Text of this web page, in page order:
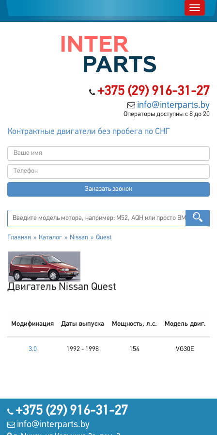
+375 (29) 916-31-27
info@interparts.by
Операторы доступны с 8 до 20
Контрактные двигатели без пробега по СНГ
Заказать звонок
Главная Каталог Nissan Quest
Двигатель Nissan Quest
Модификация Даты выпуска Мощность, л.с. Модель двиг.
3.0 1992 - 1998 154 VG30E
+375 (29) 916-31-27
info@interparts.by